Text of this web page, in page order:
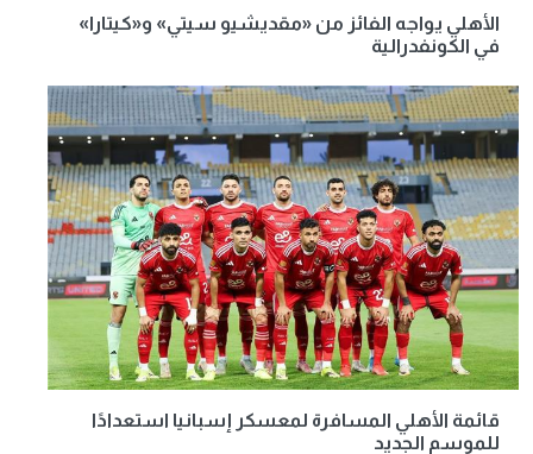
الأهلي يواجه الفائز من «مقديشيو سيتي» و«كيتارا»
في الكونفدرالية
قائمة الأهلي المسافرة لمعسكر إسبانيا استعدادًا
للموسم الجديد